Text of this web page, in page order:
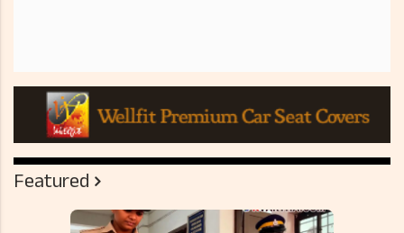
Featured